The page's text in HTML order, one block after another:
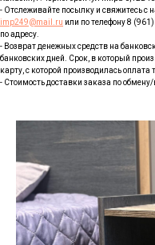
- Отслеживайте посылку и свяжитесь с
imp249@mail.ru или по телефону 8
по адресу.
- Возврат денежных средств на
банковских дней. Срок, в который
карту, с которой производилась оплата
- Стоимость доставки заказа по